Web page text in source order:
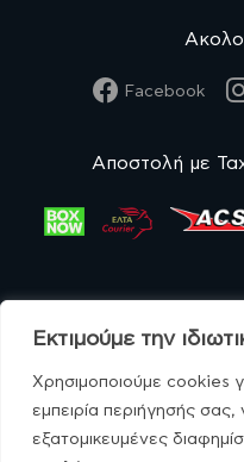
Εκτιμούμε την
Χρησιμοποιούμε cookies
εμπειρία περιήγησής
εξατομικευμένες
Facebook
Αποστολή με
©